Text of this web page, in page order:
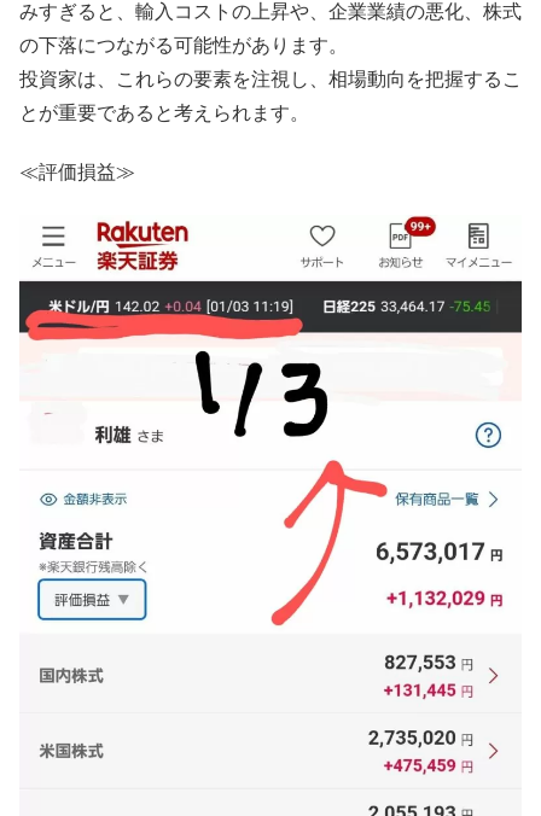
みすぎると、輸入コストの上昇や、企業業績の悪化、株式
の下落につながる可能性があります。
投資家は、これらの要素を注視し、相場動向を把握するこ
とが重要であると考えられます。
≪評価損益≫